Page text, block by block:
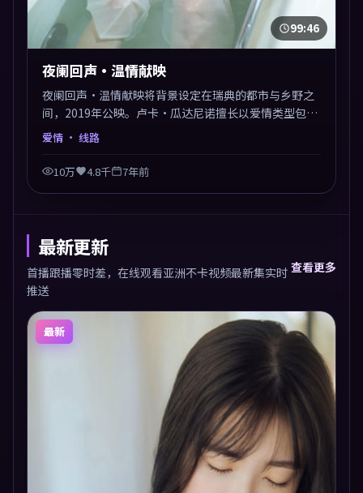
99:46
夜阑回声·温情献映
夜阑回声·温情献映将背景设定在瑞典的都市与乡野之
间，2019年公映。卢卡·瓜达尼诺擅长以爱情类型包裹
社会议题，节奏张弛有度，留白处耐人寻味。剪辑利
落，悬念钩子分布均匀，适合一口气看完。
爱情 · 线路
10万 4.8千 7年前
最新更新
首播跟播零时差，在线观看亚洲不卡视频最新集实时
推送
查看更多
最新